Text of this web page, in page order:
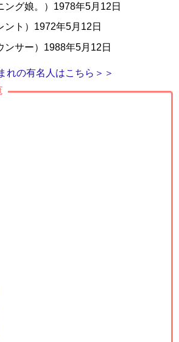
ング娘。）1978年5月12日
ント）1972年5月12日
ンサー）1988年5月12日
れの有名人はこちら＞＞